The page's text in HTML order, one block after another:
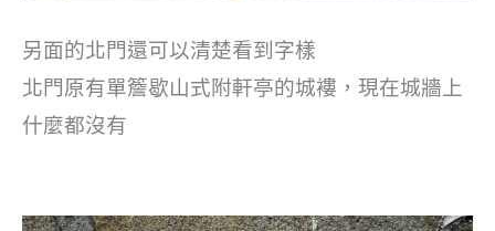
另面的北門還可以清楚看到字樣
北門原有單簷歇山式附軒亭的城褸，現在城牆上
什麼都沒有